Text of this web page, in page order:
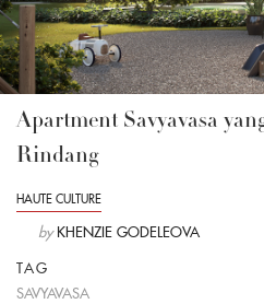
Apartment Savyavasa
Rindang
HAUTE CULTURE
by KHENZIE GODELEOVA
TAG
SAVYAVASA